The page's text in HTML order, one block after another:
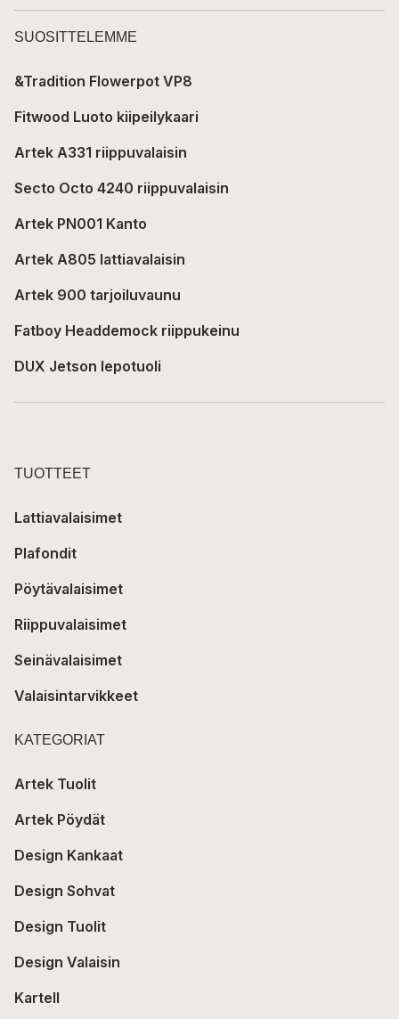
SUOSITTELEMME
&Tradition Flowerpot VP8
Fitwood Luoto kiipeilykaari
Artek A331 riippuvalaisin
Secto Octo 4240 riippuvalaisin
Artek PN001 Kanto
Artek A805 lattiavalaisin
Artek 900 tarjoiluvaunu
Fatboy Headdemock riippukeinu
DUX Jetson lepotuoli
TUOTTEET
Lattiavalaisimet
Plafondit
Pöytävalaisimet
Riippuvalaisimet
Seinävalaisimet
Valaisintarvikkeet
KATEGORIAT
Artek Tuolit
Artek Pöydät
Design Kankaat
Design Sohvat
Design Tuolit
Design Valaisin
Kartell